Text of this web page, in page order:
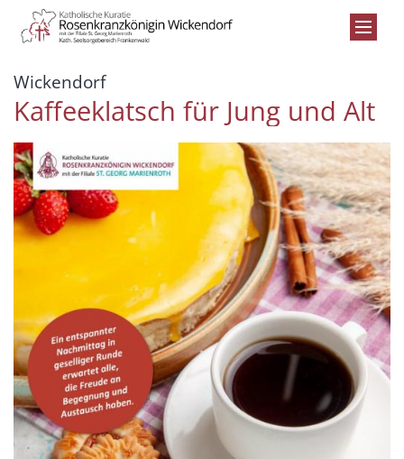
Zum Inhalt springen
Wickendorf:
Kaffeeklatsch für Jung und Alt